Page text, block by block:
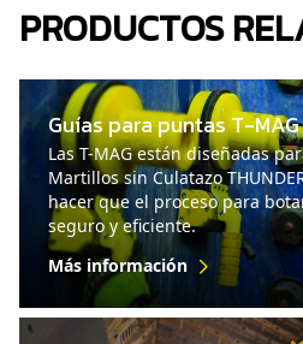
PRODUCTOS
Guías para puntas T-MAG
Las T-MAG están diseñadas
Martillos sin Culatazo
hacer que el proceso para
seguro y eficiente.
Más información